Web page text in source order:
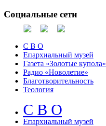
Социальные сети
С В О
Епархиальный музей
Газета «Золотые купола»
Радио «Новолетие»
Благотворительность
Теология
С В О
Епархиальный музeй